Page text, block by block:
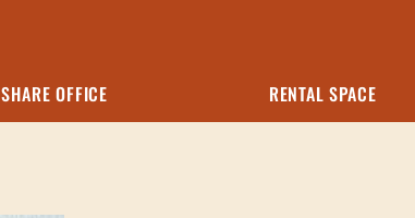
SHARE OFFICE RENTAL SPACE